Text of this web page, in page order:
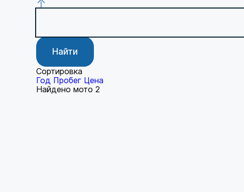
Найти
Сортировка
Год Пробег Цена
Найдено мото 2